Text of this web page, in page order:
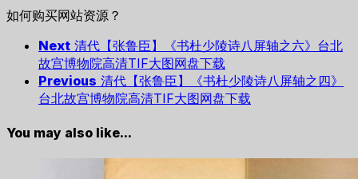
如何购买网站资源？
Next 清代【张鲁臣】《书杜少陵诗八屏轴之六》台北
故宫博物院高清TIF大图网盘下载
Previous 清代【张鲁臣】《书杜少陵诗八屏轴之四》
台北故宫博物院高清TIF大图网盘下载
You may also like...